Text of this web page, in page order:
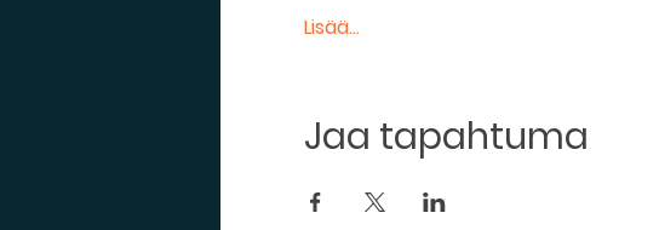
Lisää...
Jaa tapahtuma